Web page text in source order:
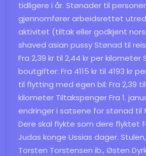
tidligere i år. Stønader til
gjennomfører arbeidsrettet
aktivitet (tiltak eller godkjent
shaved asian pussy Stønad til
Fra 2,39 kr til 2,44 kr per kilometer
boutgifter: Fra 4115 kr til 4193 kr
til flytting med egen bil: Fra 2,39
kilometer Tiltakspenger Fra 1.
endringer i satsene for stønad til
Dere skal flykte som dere flyktet
Judas konge Ussias dager.
Torsten Torstensen ib., Østen